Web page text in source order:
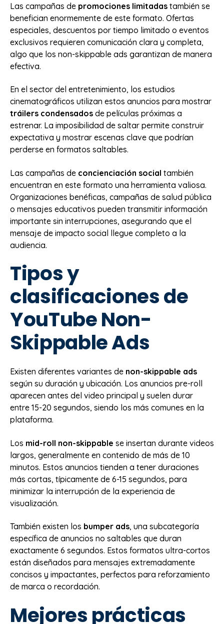
Las campañas de promociones limitadas también se
benefician enormemente de este formato. Ofertas
especiales, descuentos por tiempo limitado o eventos
exclusivos requieren comunicación clara y completa,
algo que los non-skippable ads garantizan de manera
efectiva.
En el sector del entretenimiento, los estudios
cinematográficos utilizan estos anuncios para mostrar
tráilers condensados de películas próximas a
estrenar. La imposibilidad de saltar permite construir
expectativa y mostrar escenas clave que podrían
perderse en formatos saltables.
Las campañas de concienciación social también
encuentran en este formato una herramienta valiosa.
Organizaciones benéficas, campañas de salud pública
o mensajes educativos pueden transmitir información
importante sin interrupciones, asegurando que el
mensaje de impacto social llegue completo a la
audiencia.
Tipos y
clasificaciones de
YouTube Non-
Skippable Ads
Existen diferentes variantes de non-skippable ads
según su duración y ubicación. Los anuncios pre-roll
aparecen antes del video principal y suelen durar
entre 15-20 segundos, siendo los más comunes en la
plataforma.
Los mid-roll non-skippable se insertan durante videos
largos, generalmente en contenido de más de 10
minutos. Estos anuncios tienden a tener duraciones
más cortas, típicamente de 6-15 segundos, para
minimizar la interrupción de la experiencia de
visualización.
También existen los bumper ads, una subcategoría
específica de anuncios no saltables que duran
exactamente 6 segundos. Estos formatos ultra-cortos
están diseñados para mensajes extremadamente
concisos y impactantes, perfectos para reforzamiento
de marca o recordación.
Mejores prácticas